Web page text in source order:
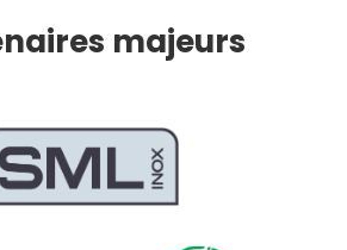
majeurs